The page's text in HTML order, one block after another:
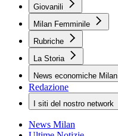
Giovanili
Milan Femminile
Rubriche
La Storia
News economiche Milan
Redazione
I siti del nostro network
News Milan